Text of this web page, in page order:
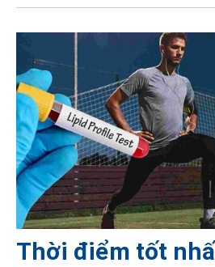
Thời điểm tốt